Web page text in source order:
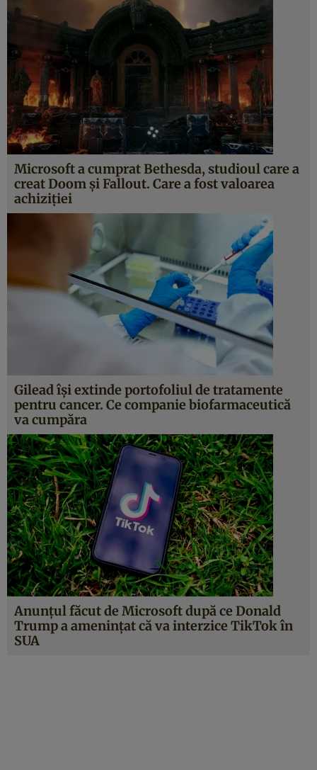
Microsoft a cumprat Bethesda, studioul care a
creat Doom și Fallout. Care a fost valoarea
achiziției
Gilead își extinde portofoliul de tratamente
pentru cancer. Ce companie biofarmaceutică
va cumpăra
Anunțul făcut de Microsoft după ce Donald
Trump a amenințat că va interzice TikTok în
SUA